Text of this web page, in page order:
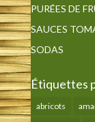
PURÉES DE
SAUCES
SODAS
Étiquettes
abricots